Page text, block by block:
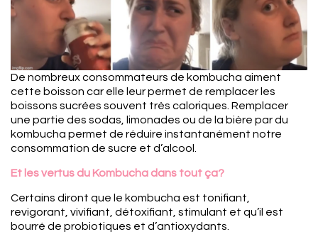
De nombreux consommateurs de kombucha aiment
cette boisson car elle leur permet de remplacer les
boissons sucrées souvent très caloriques. Remplacer
une partie des sodas, limonades ou de la bière par du
kombucha permet de réduire instantanément notre
consommation de sucre et d’alcool.
Et les vertus du Kombucha dans tout ça?
Certains diront que le kombucha est tonifiant,
revigorant, vivifiant, détoxifiant, stimulant et qu’il est
bourré de probiotiques et d’antioxydants.